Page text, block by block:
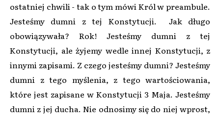
ostatniej chwili - tak o tym mówi Król w preambule.
Jesteśmy dumni z tej Konstytucji. Jak długo
obowiązywała? Rok! Jesteśmy dumni z tej
Konstytucji, ale żyjemy wedle innej Konstytucji, z
innymi zapisami. Z czego jesteśmy dumni? Jesteśmy
dumni z tego myślenia, z tego wartościowania,
które jest zapisane w Konstytucji 3 Maja. Jesteśmy
dumni z jej ducha. Nie odnosimy się do niej wprost,